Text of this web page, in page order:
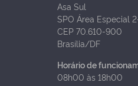
Asa Sul
SPO Área Especial
CEP 70.610-900
Brasília/DF
Horário de
08h00 às 18h00